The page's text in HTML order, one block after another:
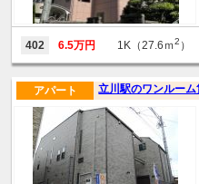
402 6.5万円 1K（27.6ｍ2 ）
立川駅のワンルーム
アパート